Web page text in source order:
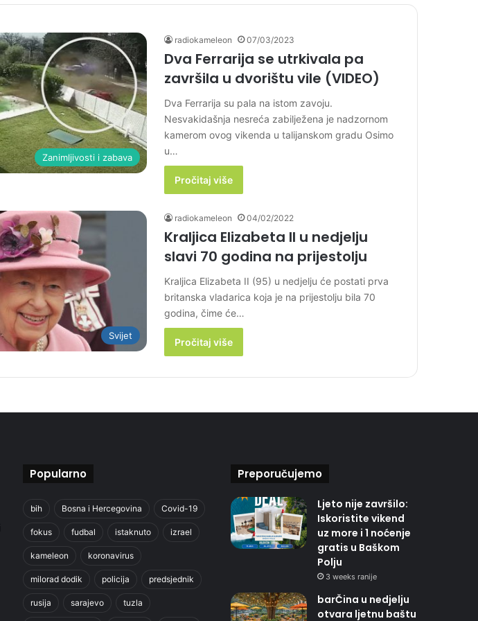
Zanimljivosti i zabava
radiokameleon 07/03/2023
Dva Ferrarija se utrkivala pa
završila u dvorištu vile (VIDEO)
Dva Ferrarija su pala na istom zavoju.
Nesvakidašnja nesreća zabilježena je nadzornom
kamerom ovog vikenda u talijanskom gradu Osimo
u…
Pročitaj više
Svijet
radiokameleon 04/02/2022
Kraljica Elizabeta II u nedjelju
slavi 70 godina na prijestolju
Kraljica Elizabeta II (95) u nedjelju će postati prva
britanska vladarica koja je na prijestolju bila 70
godina, čime će…
Pročitaj više
Popularno
bih Bosna i Hercegovina Covid-19
fokus fudbal istaknuto izrael
kameleon koronavirus
milorad dodik policija predsjednik
rusija sarajevo tuzla
Preporučujemo
Ljeto nije završilo:
Iskoristite vikend
uz more i 1 noćenje
gratis u Baškom
Polju
3 weeks ranije
barČina u nedjelju
otvara ljetnu baštu